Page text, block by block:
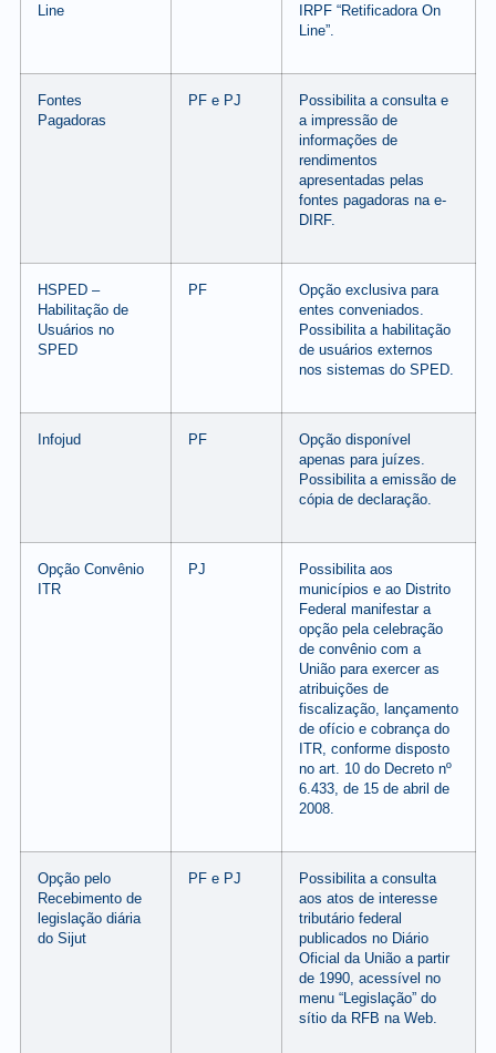
Line
IRPF “Retificadora On
Line”.
Fontes
Pagadoras
PF e PJ
Possibilita a consulta e
a impressão de
informações de
rendimentos
apresentadas pelas
fontes pagadoras na e-
DIRF.
HSPED –
Habilitação de
Usuários no
SPED
PF
Opção exclusiva para
entes conveniados.
Possibilita a habilitação
de usuários externos
nos sistemas do SPED.
Infojud PF
Opção disponível
apenas para juízes.
Possibilita a emissão de
cópia de declaração.
Opção Convênio
ITR
PJ
Possibilita aos
municípios e ao Distrito
Federal manifestar a
opção pela celebração
de convênio com a
União para exercer as
atribuições de
fiscalização, lançamento
de ofício e cobrança do
ITR, conforme disposto
no art. 10 do Decreto nº
6.433, de 15 de abril de
2008.
Opção pelo
Recebimento de
legislação diária
do Sijut
PF e PJ
Possibilita a consulta
aos atos de interesse
tributário federal
publicados no Diário
Oficial da União a partir
de 1990, acessível no
menu “Legislação” do
sítio da RFB na Web.